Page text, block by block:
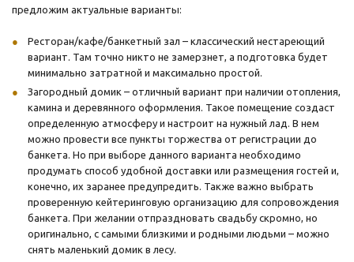
предложим актуальные варианты:
Ресторан/кафе/банкетный зал – классический нестареющий
вариант. Там точно никто не замерзнет, а подготовка будет
минимально затратной и максимально простой.
Загородный домик – отличный вариант при наличии отопления,
камина и деревянного оформления. Такое помещение создаст
определенную атмосферу и настроит на нужный лад. В нем
можно провести все пункты торжества от регистрации до
банкета. Но при выборе данного варианта необходимо
продумать способ удобной доставки или размещения гостей и,
конечно, их заранее предупредить. Также важно выбрать
проверенную кейтеринговую организацию для сопровождения
банкета. При желании отпраздновать свадьбу скромно, но
оригинально, с самыми близкими и родными людьми – можно
снять маленький домик в лесу.